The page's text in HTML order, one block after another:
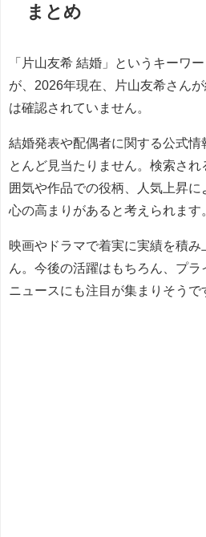
まとめ
「片山友希 結婚」というキーワ
が、2026年現在、片山友希さん
は確認されていません。
結婚発表や配偶者に関する公式情
とんど見当たりません。検索さ
囲気や作品での役柄、人気上昇
心の高まりがあると考えられます
映画やドラマで着実に実績を積み
ん。今後の活躍はもちろん、プ
ニュースにも注目が集まりそうで